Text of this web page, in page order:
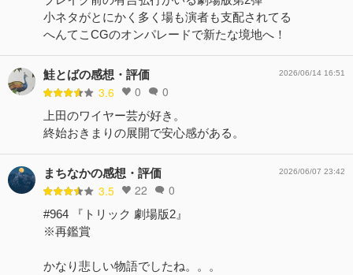
小ネタがとにかく多く場も演者も支配されてる
へんてこCGのオンパレードで新たな境地へ！
鮭とばの感想・評価
3.6 0 0
2026/06/14 16:51
上田のワイヤー芸が好き。
終始おきまりの展開で安心感がある。
まちなかの感想・評価
3.5 22 0
2026/06/07 23:42
#964 『トリック 劇場版2』
※再鑑賞
かなり悲しい物語でしたね。。。